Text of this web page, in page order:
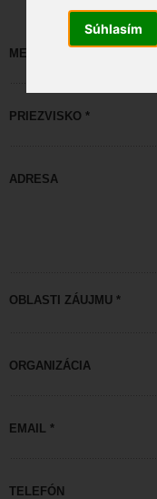
Súhlasím
MENO *
PRIEZVISKO *
ADRESA
OBLASTI ZÁUJMU *
ORGANIZÁCIA
EMAIL *
TELEFÓN